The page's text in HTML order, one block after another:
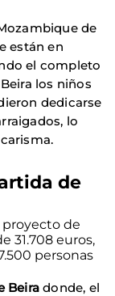
de
están en
el completo
los niños
dedicarse
lo
de
proyecto de
31.708 euros,
personas
Beira donde, el